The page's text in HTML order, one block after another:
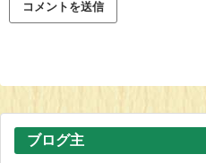
ブログ主